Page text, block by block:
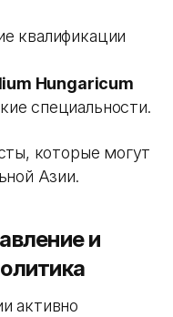
квалификации
Hungaricum
специальности.
которые могут
Азии.
и
активно